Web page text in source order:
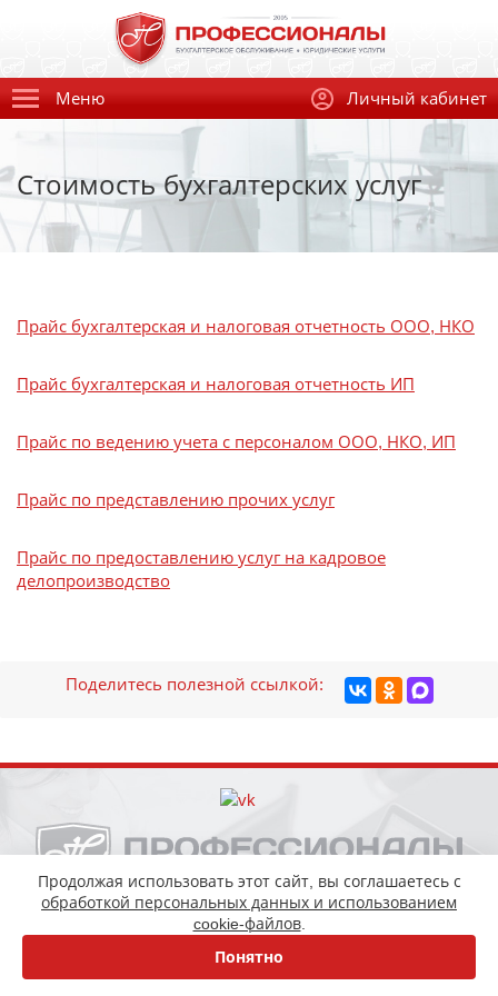
Меню Личный кабинет
Стоимость бухгалтерских услуг
Прайс бухгалтерская и налоговая отчетность ООО, НКО
Прайс бухгалтерская и налоговая отчетность ИП
Прайс по ведению учета с персоналом ООО, НКО, ИП
Прайс по представлению прочих услуг
Прайс по предоставлению услуг на кадровое
делопроизводство
Поделитесь полезной ссылкой:
+7 (343) 200-66-04
Продолжая использовать этот сайт, вы соглашаетесь с
обработкой персональных данных и использованием
cookie-файлов.
Понятно